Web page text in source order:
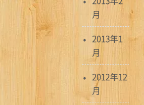
月
2013年1
月
2012年12
月